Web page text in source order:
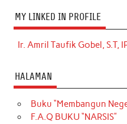
MY LINKED IN PROFILE
Ir. Amril Taufik Gobel, S.T,
HALAMAN
Buku “Membangun
F.A.Q BUKU “NARSIS”